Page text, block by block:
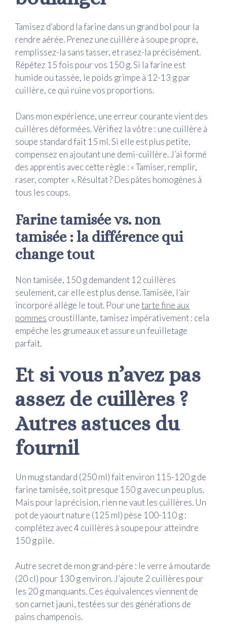
Tamisez d’abord la farine dans un grand bol pour la
rendre aérée. Prenez une cuillère à soupe propre,
remplissez-la sans tasser, et rasez-la précisément.
Répétez 15 fois pour vos 150 g. Si la farine est
humide ou tassée, le poids grimpe à 12-13 g par
cuillère, ce qui ruine vos proportions.
Dans mon expérience, une erreur courante vient des
cuillères déformées. Vérifiez la vôtre : une cuillère à
soupe standard fait 15 ml. Si elle est plus petite,
compensez en ajoutant une demi-cuillère. J’ai formé
des apprentis avec cette règle : « Tamiser, remplir,
raser, compter ». Résultat ? Des pâtes homogènes à
tous les coups.
Farine tamisée vs. non
tamisée : la différence qui
change tout
Non tamisée, 150 g demandent 12 cuillères
seulement, car elle est plus dense. Tamisée, l’air
incorporé allège le tout. Pour unetarte fine aux
pommes croustillante, tamisez impérativement : cela
empêche les grumeaux et assure un feuilletage
parfait.
Et si vous n’avez pas
assez de cuillères ?
Autres astuces du
fournil
Un mug standard (250 ml) fait environ 115-120 g de
farine tamisée, soit presque 150 g avec un peu plus.
Mais pour la précision, rien ne vaut les cuillères. Un
pot de yaourt nature (125 ml) pèse 100-110 g :
complétez avec 4 cuillères à soupe pour atteindre
150 g pile.
Autre secret de mon grand-père : le verre à moutarde
(20 cl) pour 130 g environ. J’ajoute 2 cuillères pour
les 20 g manquants. Ces équivalences viennent de
son carnet jauni, testées sur des générations de
pains champenois.